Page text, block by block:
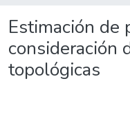
Estimación de
consideración
topológicas